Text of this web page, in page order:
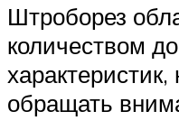
Штроборез
количеством
обращать